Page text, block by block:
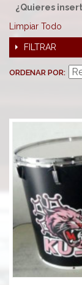
¿Quieres
Limpiar Todo
FILTRAR
ORDENAR POR